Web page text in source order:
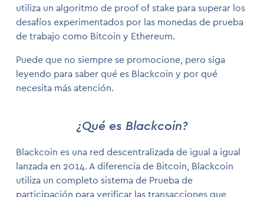
utiliza un algoritmo de proof of stake para superar los
desafíos experimentados por las monedas de prueba
de trabajo como Bitcoin y Ethereum.
Puede que no siempre se promocione, pero siga
leyendo para saber qué es Blackcoin y por qué
necesita más atención.
¿Qué es Blackcoin?
Blackcoin es una red descentralizada de igual a igual
lanzada en 2014. A diferencia de Bitcoin, Blackcoin
utiliza un completo sistema de Prueba de
participación para verificar las transacciones que